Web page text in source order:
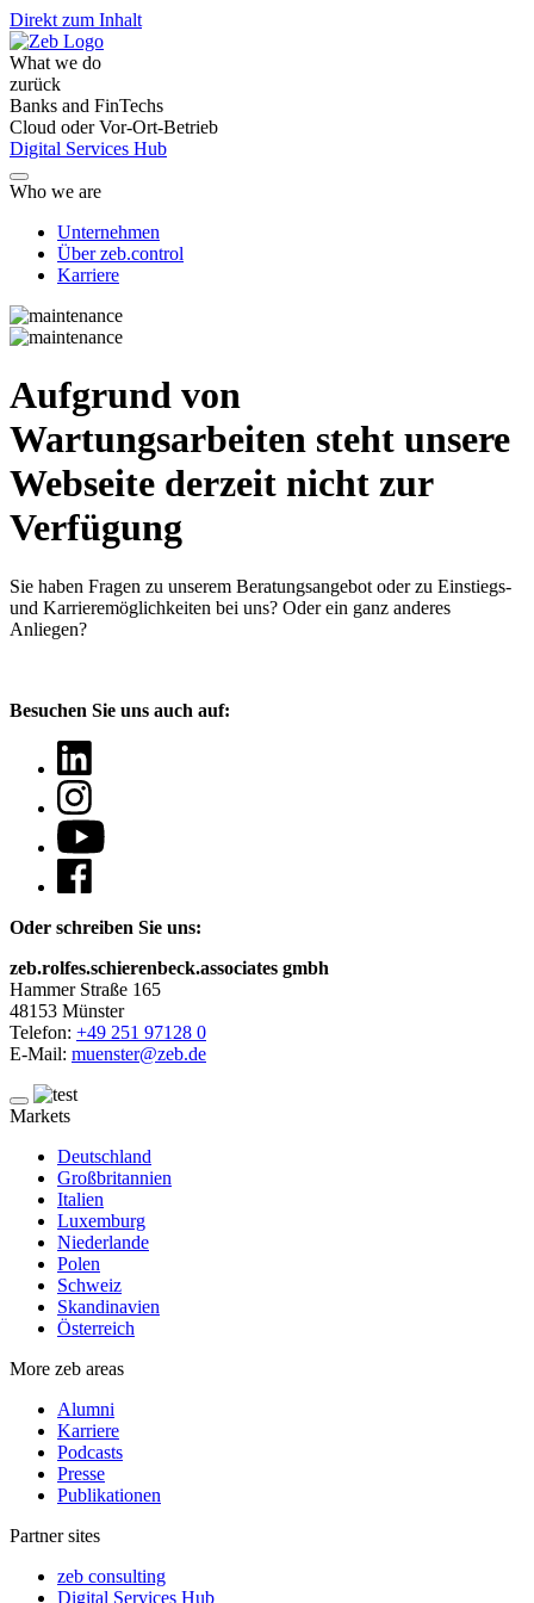
Direkt zum Inhalt
What we do
zurück
Banks and FinTechs
Cloud oder Vor-Ort-Betrieb
Digital Services Hub
Who we are
Unternehmen
Über zeb.control
Karriere
Aufgrund von
Wartungsarbeiten steht unsere
Webseite derzeit nicht zur
Verfügung
Sie haben Fragen zu unserem Beratungsangebot oder zu Einstiegs-
und Karrieremöglichkeiten bei uns? Oder ein ganz anderes
Anliegen?
Besuchen Sie uns auch auf:
Oder schreiben Sie uns:
zeb.rolfes.schierenbeck.associates gmbh
Hammer Straße 165
48153 Münster
Telefon: +49 251 97128 0
E-Mail: muenster@zeb.de
Markets
Deutschland
Großbritannien
Italien
Luxemburg
Niederlande
Polen
Schweiz
Skandinavien
Österreich
More zeb areas
Alumni
Karriere
Podcasts
Presse
Publikationen
Partner sites
zeb consulting
Digital Services Hub